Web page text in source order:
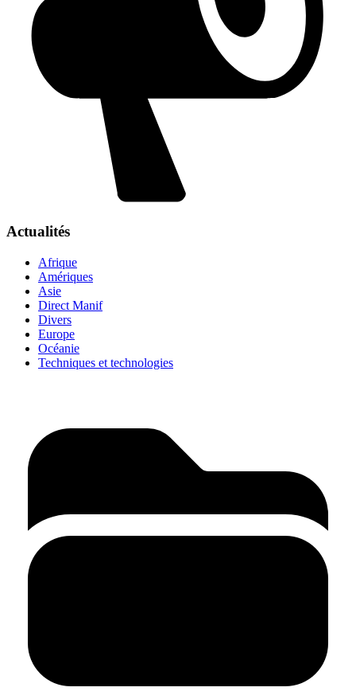
Actualités
Afrique
Amériques
Asie
Direct Manif
Divers
Europe
Océanie
Techniques et technologies